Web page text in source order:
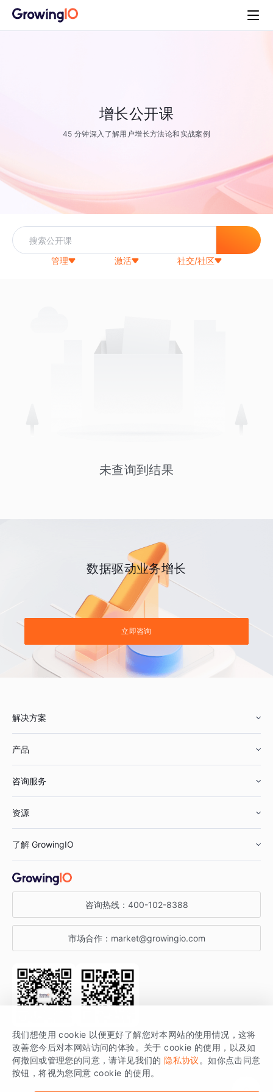
增长公开课
45 分钟深入了解用户增长方法论和实战案例
管理 激活 社交/社区
未查询到结果
数据驱动业务增长
立即咨询
解决方案
鞋服行业
汽车行业
金融行业
产品
智能运营
获客分析
咨询服务
资源
增长公开课
增长博客
开发者文档
SDK 文档
场景指南
了解 GrowingIO
关于 GrowingIO
增长大会
行业活动
咨询热线： 400-102-8388
市场合作： market@growingio.com
关注公众号 获取更多干货
GrowingIO 是专注于数据智能分析与增长的品牌，核心平台为 GrowingIO
分析云。
我们想使用 cookie 以便更好了解您对本网站的使用情况，这将
改善您今后对本网站访问的体验。关于 cookie 的使用，以及如
何撤回或管理您的同意，请详见我们的 隐私协议 。如你点击同意
按钮，将视为您同意 cookie 的使用。